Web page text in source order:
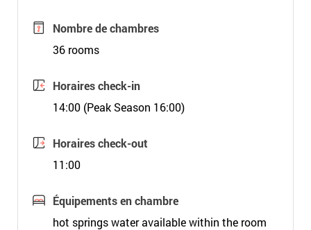
Nombre de chambres
36 rooms
Horaires check-in
14:00 (Peak Season 16:00)
Horaires check-out
11:00
Équipements en chambre
hot springs water available within the room